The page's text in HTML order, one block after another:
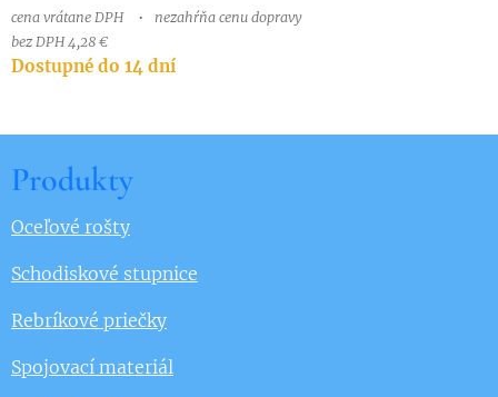
cena vrátane DPH
nezahŕňa cenu dopravy
bez DPH 4,28 €
Dostupné do 14 dní
Produkty
Oceľové rošty
Schodiskové stupnice
Rebríkové priečky
Spojovací materiál